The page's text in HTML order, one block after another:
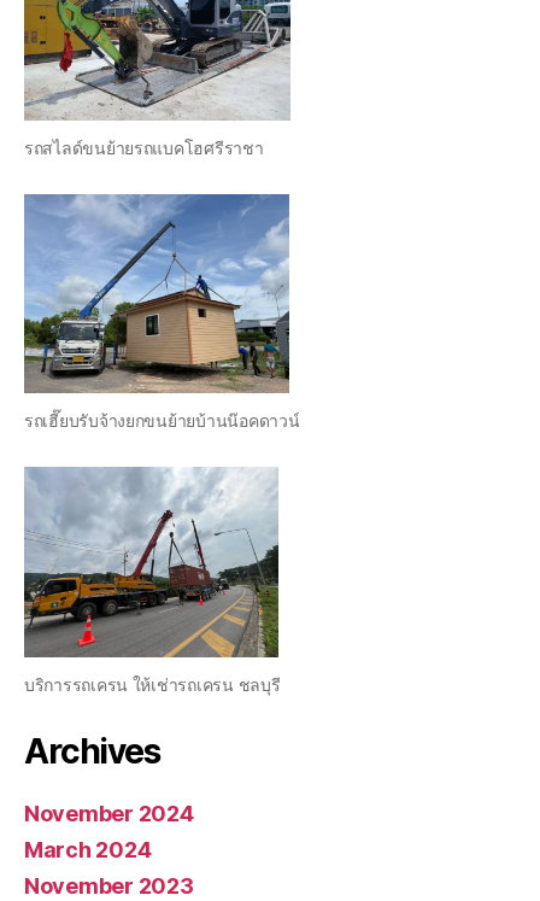
รถสไลด์ขนย้ายรถแบคโฮศรีราชา
รถเฮี๊ยบรับจ้างยกขนย้ายบ้านน๊อคดาวน์
บริการรถเครน ให้เช่ารถเครน ชลบุรี
Archives
November 2024
March 2024
November 2023